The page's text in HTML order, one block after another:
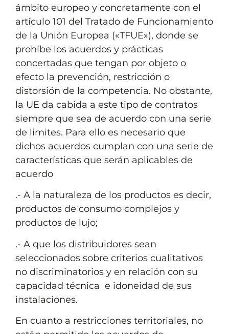
ámbito europeo y concretamente con el
artículo 101 del Tratado de Funcionamiento
de la Unión Europea («TFUE»), donde se
prohíbe los acuerdos y prácticas
concertadas que tengan por objeto o
efecto la prevención, restricción o
distorsión de la competencia. No obstante,
la UE da cabida a este tipo de contratos
siempre que sea de acuerdo con una serie
de limites. Para ello es necesario que
dichos acuerdos cumplan con una serie de
características que serán aplicables de
acuerdo
.- A la naturaleza de los productos es decir,
productos de consumo complejos y
productos de lujo;
.- A que los distribuidores sean
seleccionados sobre criterios cualitativos
no discriminatorios y en relación con su
capacidad técnica e idoneidad de sus
instalaciones.
En cuanto a restricciones territoriales, no